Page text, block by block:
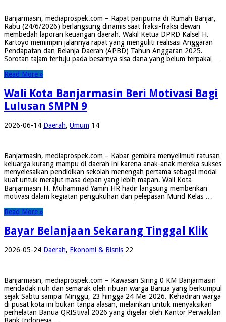
Banjarmasin, mediaprospek.com – Rapat paripurna di Rumah Banjar,
Rabu (24/6/2026) berlangsung dinamis saat fraksi-fraksi dewan
membedah laporan keuangan daerah. Wakil Ketua DPRD Kalsel H.
Kartoyo memimpin jalannya rapat yang menguliti realisasi Anggaran
Pendapatan dan Belanja Daerah (APBD) Tahun Anggaran 2025.
Sorotan tajam tertuju pada besarnya sisa dana yang belum terpakai …
Read More »
Wali Kota Banjarmasin Beri Motivasi Bagi
Lulusan SMPN 9
2026-06-14 Daerah, Umum 14
Banjarmasin, mediaprospek.com – Kabar gembira menyelimuti ratusan
keluarga kurang mampu di daerah ini karena anak-anak mereka sukses
menyelesaikan pendidikan sekolah menengah pertama sebagai modal
kuat untuk merajut masa depan yang lebih mapan. Wali Kota
Banjarmasin H. Muhammad Yamin HR hadir langsung memberikan
motivasi dalam kegiatan pengukuhan dan pelepasan Murid Kelas …
Read More »
Bayar Belanjaan Sekarang Tinggal Klik
2026-05-24 Daerah, Ekonomi & Bisnis 22
Banjarmasin, mediaprospek.com – Kawasan Siring 0 KM Banjarmasin
mendadak riuh dan semarak oleh ribuan warga Banua yang berkumpul
sejak Sabtu sampai Minggu, 23 hingga 24 Mei 2026. Kehadiran warga
di pusat kota ini bukan tanpa alasan, melainkan untuk menyaksikan
perhelatan Banua QRIStival 2026 yang digelar oleh Kantor Perwakilan